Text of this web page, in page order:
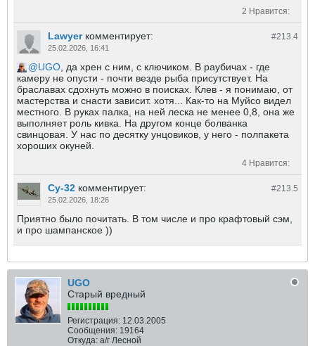
2 Нравится:
#213. 4
Lawyer комментирует:
25.02.2026, 16:41
UGO , да хрен с ним, с ключиком. В раубичах - где
камеру не опусти - почти везде рыба присутствует. На
браславах сдохнуть можно в поисках. Клев - я понимаю, от
мастерства и снасти зависит. хотя... Как-то на Муйсо видел
местного. В руках палка, на ней леска не менее 0,8, она же
выполняет роль кивка. На другом конце болванка
свинцовая. У нас по десятку унцовиков, у него - полпакета
хороших окуней.
4 Нравится:
#213. 5
Су-32 комментирует:
25.02.2026, 18:26
Приятно было почитать. В том числе и про крафтовый сэм,
и про шампанское ))
UGO
Старый вредный
Регистрация: 12.03.2005
Сообщения: 19164
Откуда: а/г Лесной